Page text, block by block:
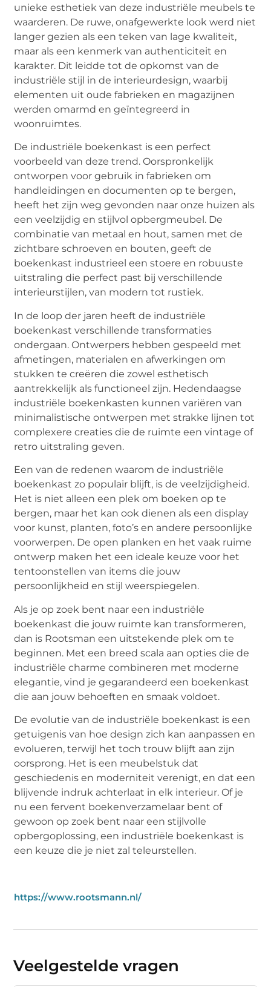
unieke esthetiek van deze industriële meubels te
waarderen. De ruwe, onafgewerkte look werd niet
langer gezien als een teken van lage kwaliteit,
maar als een kenmerk van authenticiteit en
karakter. Dit leidde tot de opkomst van de
industriële stijl in de interieurdesign, waarbij
elementen uit oude fabrieken en magazijnen
werden omarmd en geïntegreerd in
woonruimtes.
De industriële boekenkast is een perfect
voorbeeld van deze trend. Oorspronkelijk
ontworpen voor gebruik in fabrieken om
handleidingen en documenten op te bergen,
heeft het zijn weg gevonden naar onze huizen als
een veelzijdig en stijlvol opbergmeubel. De
combinatie van metaal en hout, samen met de
zichtbare schroeven en bouten, geeft de
boekenkast industrieel een stoere en robuuste
uitstraling die perfect past bij verschillende
interieurstijlen, van modern tot rustiek.
In de loop der jaren heeft de industriële
boekenkast verschillende transformaties
ondergaan. Ontwerpers hebben gespeeld met
afmetingen, materialen en afwerkingen om
stukken te creëren die zowel esthetisch
aantrekkelijk als functioneel zijn. Hedendaagse
industriële boekenkasten kunnen variëren van
minimalistische ontwerpen met strakke lijnen tot
complexere creaties die de ruimte een vintage of
retro uitstraling geven.
Een van de redenen waarom de industriële
boekenkast zo populair blijft, is de veelzijdigheid.
Het is niet alleen een plek om boeken op te
bergen, maar het kan ook dienen als een display
voor kunst, planten, foto’s en andere persoonlijke
voorwerpen. De open planken en het vaak ruime
ontwerp maken het een ideale keuze voor het
tentoonstellen van items die jouw
persoonlijkheid en stijl weerspiegelen.
Als je op zoek bent naar een industriële
boekenkast die jouw ruimte kan transformeren,
dan is Rootsman een uitstekende plek om te
beginnen. Met een breed scala aan opties die de
industriële charme combineren met moderne
elegantie, vind je gegarandeerd een boekenkast
die aan jouw behoeften en smaak voldoet.
De evolutie van de industriële boekenkast is een
getuigenis van hoe design zich kan aanpassen en
evolueren, terwijl het toch trouw blijft aan zijn
oorsprong. Het is een meubelstuk dat
geschiedenis en moderniteit verenigt, en dat een
blijvende indruk achterlaat in elk interieur. Of je
nu een fervent boekenverzamelaar bent of
gewoon op zoek bent naar een stijlvolle
opbergoplossing, een industriële boekenkast is
een keuze die je niet zal teleurstellen.
https://www.rootsmann.nl/
Veelgestelde vragen